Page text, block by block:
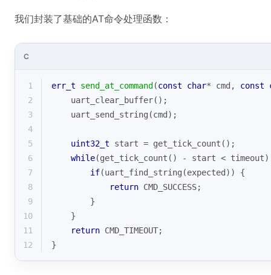
我们封装了基础的AT命令处理函数：
C
1 err_t send_at_command (const char* cmd, const
2
    uart_clear_buffer();
3
    uart_send_string(cmd);
4
5
uint32_t start = get_tick_count();
6
while(get_tick_count() - start <
7
if(uart_find_string(expected)) {
8
return CMD_SUCCESS;
9
        }
10
    }
11
return CMD_TIMEOUT;
12
}